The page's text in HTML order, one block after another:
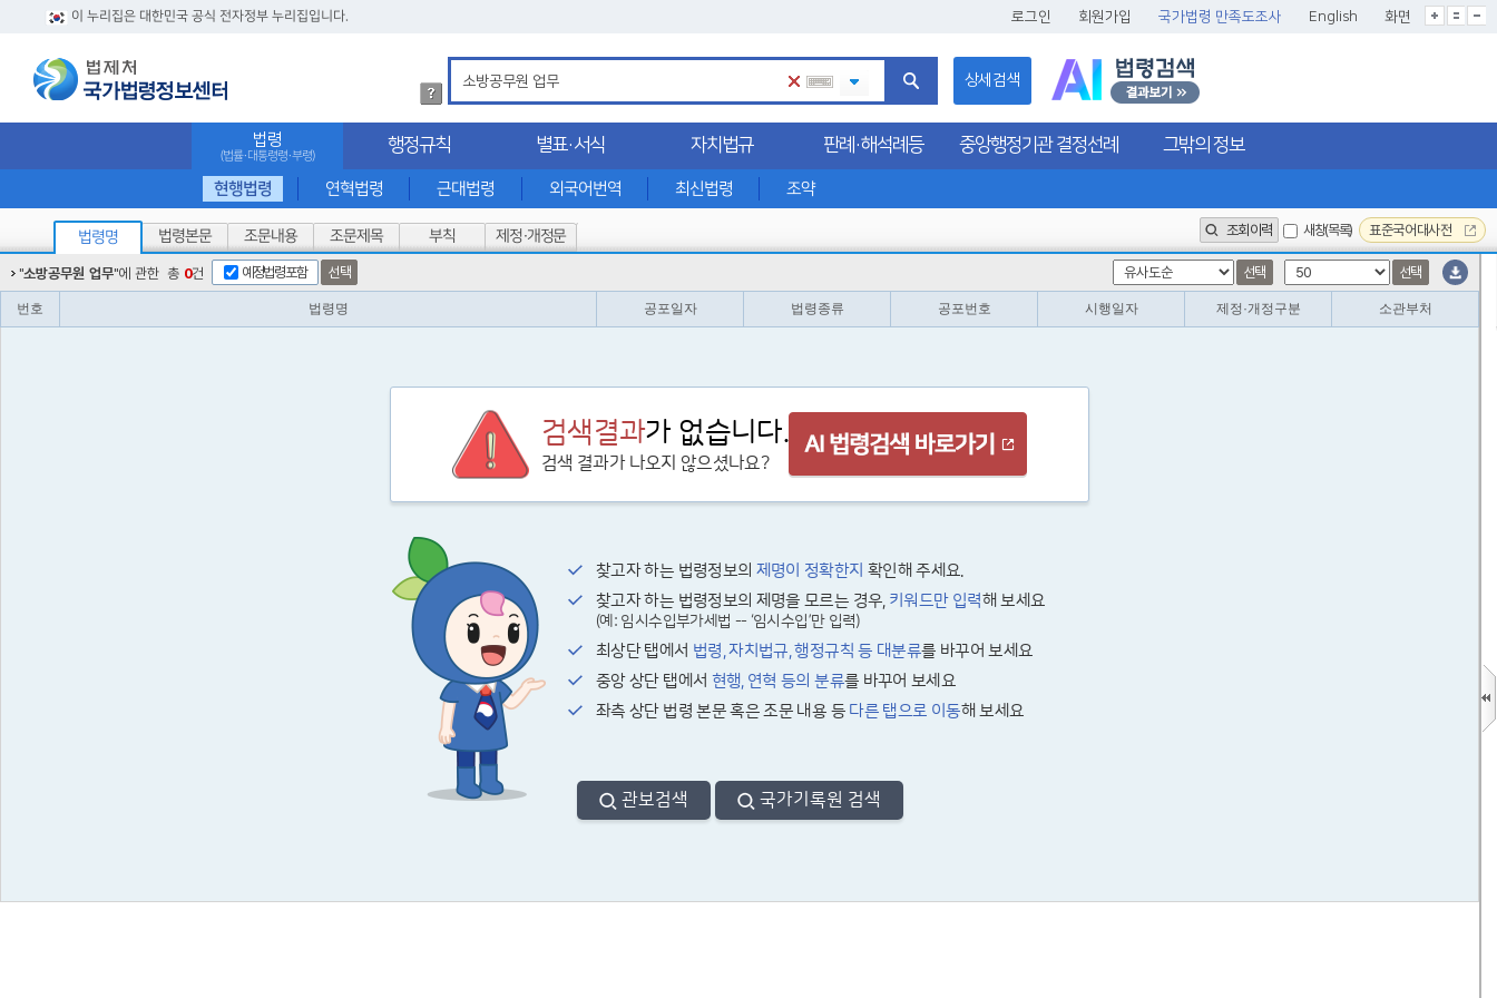
이 누리집은 대한민국 공식 전자정부 누리집입니다. 로그인 회원가입 국가법령 만족도조사 English 화면
글씨크기확대
글씨크기확대초기화
글씨크기축소
법
령
검
색
세
내
상세검색
법령
(법률·대통령령·부령)
현행법령 연혁법령 근대법령 외국어번역 최신법령 조약
행정규칙 별표·서식 자치법규 판례·해석례등 중앙행정기관 결정선례 그밖의 정보
법령명 법령본문 조문내용 조문제목 부칙 제정·개정문 조회이력 새창(목록) 표준국어대사전
"소방공무원 업무"에 관한 총 0건 예정법령포함 선택 선택 선택
번호 법령명 공포일자 법령종류 공포번호 시행일자 제정·개정구분 소관부처
검색결과가 없습니다.
검색 결과가 나오지 않으셨나요?
찾고자 하는 법령정보의 제명이 정확한지 확인해 주세요.
찾고자 하는 법령정보의 제명을 모르는 경우, 키워드만 입력해 보세요
(예: 임시수입부가세법 -- ‘임시수입’만 입력)
최상단 탭에서 법령, 자치법규, 행정규칙 등 대분류를 바꾸어 보세요
중앙 상단 탭에서 현행, 연혁 등의 분류를 바꾸어 보세요
좌측 상단 법령 본문 혹은 조문 내용 등 다른 탭으로 이동해 보세요
관보검색 국가기록원 검색